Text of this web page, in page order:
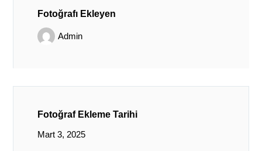
Fotoğrafı Ekleyen
Admin
Fotoğraf Ekleme Tarihi
Mart 3, 2025